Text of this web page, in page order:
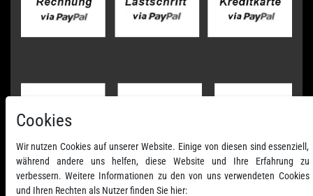
Cookies
Wir nutzen Cookies auf unserer Website. Einige von diesen sind essenziell,
während andere uns helfen, diese Website und Ihre Erfahrung zu
verbessern. Weitere Informationen zu den von uns verwendeten Cookies
und Ihren Rechten als Nutzer finden Sie hier: